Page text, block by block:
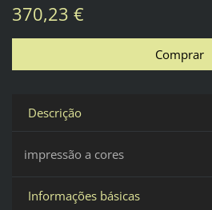
370,23 €
Descrição
impressão a cores
Informações básicas